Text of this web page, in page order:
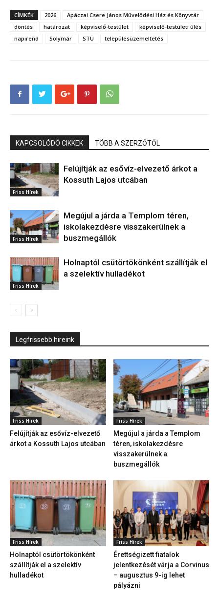
CÍMKÉK 2026
Apáczai Csere János Művelődési Ház és Könyvtár
döntés
határozat képviselő-testület
képviselő-testületi ülés
napirend
Solymár STÜ településüzemeltetés
KAPCSOLÓDÓ CIKKEK TÖBB A SZERZŐTŐL
Friss Hírek
Felújítják az esővíz-elvezető árkot a
Kossuth Lajos utcában
Friss Hírek
Megújul a járda a Templom téren,
iskolakezdésre visszakerülnek a
buszmegállók
Friss Hírek
Holnaptól csütörtökönként szállítják el
a szelektív hulladékot
Legfrissebb hireink
Friss Hírek
Felújítják az esővíz-elvezető
árkot a Kossuth Lajos utcában
Friss Hírek
Megújul a járda a Templom
téren, iskolakezdésre
visszakerülnek a
buszmegállók
Friss Hírek
Holnaptól csütörtökönként
szállítják el a szelektív
hulladékot
Friss Hírek
Érettségizett fiatalok
jelentkezését várja a Corvinus
– augusztus 9-ig lehet
pályázni